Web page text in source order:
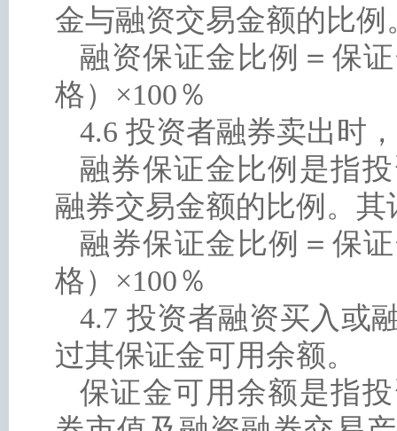
金与融资交易金额的比
融资保证金比例＝保
格）×100％
4.6 投资者融券卖出时
融券保证金比例是指
融券交易金额的比例。其
融券保证金比例＝保
格）×100％
4.7 投资者融资买入或
过其保证金可用余额。
保证金可用余额是指